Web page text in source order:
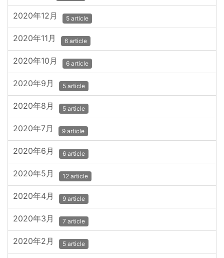
2020年12月 5 article
2020年11月 6 article
2020年10月 6 article
2020年9月 5 article
2020年8月 5 article
2020年7月 9 article
2020年6月 6 article
2020年5月 12 article
2020年4月 9 article
2020年3月 7 article
2020年2月 5 article